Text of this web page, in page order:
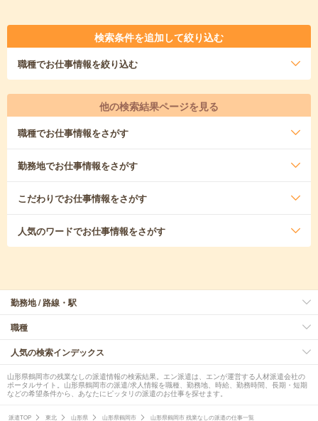
検索条件を追加して絞り込む
職種でお仕事情報を絞り込む
他の検索結果ページを見る
職種でお仕事情報をさがす
勤務地でお仕事情報をさがす
こだわりでお仕事情報をさがす
人気のワードでお仕事情報をさがす
勤務地 / 路線・駅
職種
人気の検索インデックス
山形県鶴岡市の残業なしの派遣情報の検索結果。エン派遣は、エンが運営する人材派遣会社の
ポータルサイト。山形県鶴岡市の派遣/求人情報を職種、勤務地、時給、勤務時間、長期・短期
などの希望条件から、あなたにピッタリの派遣のお仕事を探せます。
派遣TOP 東北 山形県 山形県鶴岡市 山形県鶴岡市 残業なしの派遣の仕事一覧